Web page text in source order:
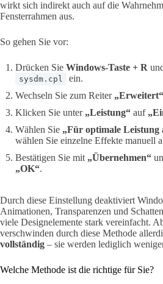
wirkt sich indirekt auch auf die
Fensterrahmen aus.
So gehen Sie vor:
Drücken Sie Windows-Taste + R
sysdm.cpl
ein.
Wechseln Sie zum Reiter „Erweitert“
Klicken Sie unter „Leistung“ auf
Wählen Sie „Für optimale Leistung
wählen Sie einzelne Effekte manuell
Bestätigen Sie mit „Übernehmen“
„OK“.
Durch diese Einstellung deaktiviert
Animationen, Transparenzen und
viele Designelemente stark vereinfacht.
verschwinden durch diese Methode
vollständig – sie werden lediglich
Welche Methode ist die richtige für Sie?